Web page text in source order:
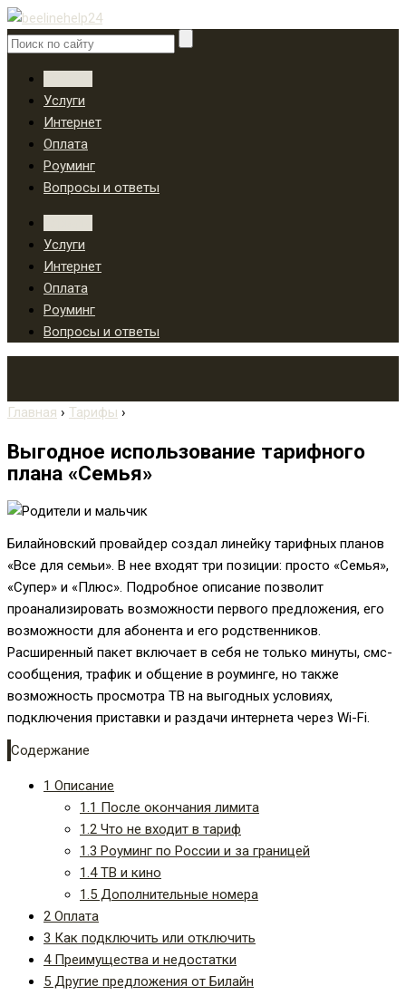
Услуги
Интернет
Оплата
Роуминг
Вопросы и ответы
Услуги
Интернет
Оплата
Роуминг
Вопросы и ответы
Главная › Тарифы ›
Выгодное использование тарифного
плана «Семья»
Билайновский провайдер создал линейку тарифных планов
«Все для семьи». В нее входят три позиции: просто «Семья»,
«Супер» и «Плюс». Подробное описание позволит
проанализировать возможности первого предложения, его
возможности для абонента и его родственников.
Расширенный пакет включает в себя не только минуты, смс-
сообщения, трафик и общение в роуминге, но также
возможность просмотра ТВ на выгодных условиях,
подключения приставки и раздачи интернета через Wi-Fi.
Содержание
1 Описание
1.1 После окончания лимита
1.2 Что не входит в тариф
1.3 Роуминг по России и за границей
1.4ТВ и кино
1.5 Дополнительные номера
2 Оплата
3 Как подключить или отключить
4Преимущества и недостатки
5 Другие предложения от Билайн